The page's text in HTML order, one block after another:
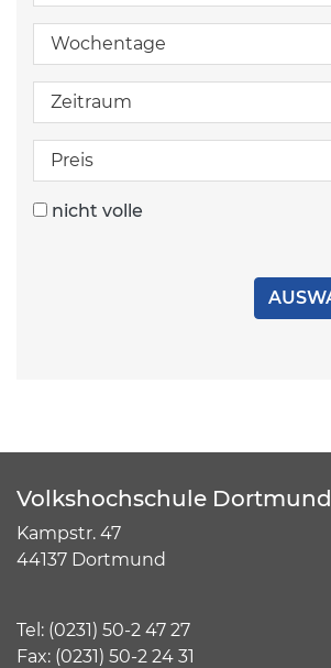
Wochentage
Zeitraum
Preis
nicht volle
Volkshochschule Dortmund
Kampstr. 47
44137 Dortmund
Tel: (0231) 50-2 47 27
Fax: (0231) 50-2 24 31